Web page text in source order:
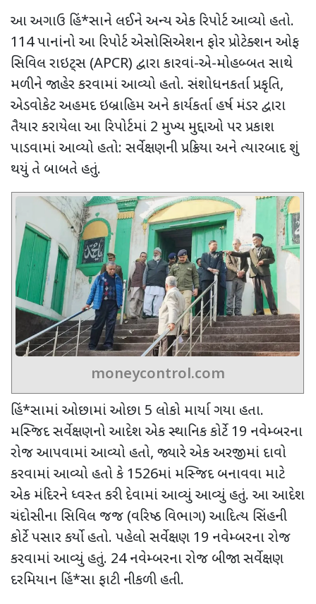
આ અગાઉ હિં*સાને લઈને અન્ય એક રિપોર્ટ આવ્યો હતો.
114 પાનાંનો આ રિપોર્ટ એસોસિએશન ફોર પ્રોટેક્શન ઓફ
સિવિલ રાઇટ્સ (APCR) દ્વારા કારવાં-એ-મોહબ્બત સાથે
મળીને જાહેર કરવામાં આવ્યો હતો. સંશોધનકર્તા પ્રકૃતિ,
એડવોકેટ અહમદ ઇબ્રાહિમ અને કાર્યકર્તા હર્ષ મંડર દ્વારા
તૈયાર કરાયેલા આ રિપોર્ટમાં 2 મુખ્ય મુદ્દાઓ પર પ્રકાશ
પાડવામાં આવ્યો હતો: સર્વેક્ષણની પ્રક્રિયા અને ત્યારબાદ શું
થયું તે બાબતે હતું.
moneycontrol.com
હિં*સામાં ઓછામાં ઓછા 5 લોકો માર્યા ગયા હતા.
મસ્જિદ સર્વેક્ષણનો આદેશ એક સ્થાનિક કોર્ટે 19 નવેમ્બરના
રોજ આપવામાં આવ્યો હતો, જ્યારે એક અરજીમાં દાવો
કરવામાં આવ્યો હતો કે 1526માં મસ્જિદ બનાવવા માટે
એક મંદિરને ધ્વસ્ત કરી દેવામાં આવ્યું આવ્યું હતું. આ આદેશ
ચંદોસીના સિવિલ જજ (વરિષ્ઠ વિભાગ) આદિત્ય સિંહની
કોર્ટે પસાર કર્યો હતો. પહેલો સર્વેક્ષણ 19 નવેમ્બરના રોજ
કરવામાં આવ્યું હતું. 24 નવેમ્બરના રોજ બીજા સર્વેક્ષણ
દરમિયાન હિં*સા ફાટી નીકળી હતી.